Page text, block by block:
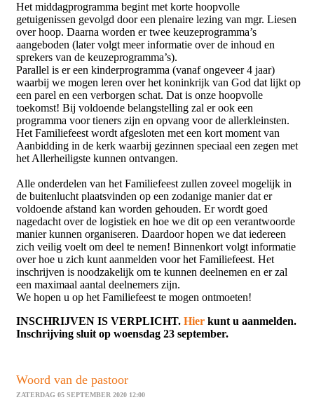
Het middagprogramma begint met korte hoopvolle
getuigenissen gevolgd door een plenaire lezing van mgr. Liesen
over hoop. Daarna worden er twee keuzeprogramma’s
aangeboden (later volgt meer informatie over de inhoud en
sprekers van de keuzeprogramma’s).
Parallel is er een kinderprogramma (vanaf ongeveer 4 jaar)
waarbij we mogen leren over het koninkrijk van God dat lijkt op
een parel en een verborgen schat. Dat is onze hoopvolle
toekomst! Bij voldoende belangstelling zal er ook een
programma voor tieners zijn en opvang voor de allerkleinsten.
Het Familiefeest wordt afgesloten met een kort moment van
Aanbidding in de kerk waarbij gezinnen speciaal een zegen met
het Allerheiligste kunnen ontvangen.
Alle onderdelen van het Familiefeest zullen zoveel mogelijk in
de buitenlucht plaatsvinden op een zodanige manier dat er
voldoende afstand kan worden gehouden. Er wordt goed
nagedacht over de logistiek en hoe we dit op een verantwoorde
manier kunnen organiseren. Daardoor hopen we dat iedereen
zich veilig voelt om deel te nemen! Binnenkort volgt informatie
over hoe u zich kunt aanmelden voor het Familiefeest. Het
inschrijven is noodzakelijk om te kunnen deelnemen en er zal
een maximaal aantal deelnemers zijn.
We hopen u op het Familiefeest te mogen ontmoeten!
INSCHRIJVEN IS VERPLICHT. Hier kunt u aanmelden.
Inschrijving sluit op woensdag 23 september.
Woord van de pastoor
ZATERDAG 05 SEPTEMBER 2020 12:00